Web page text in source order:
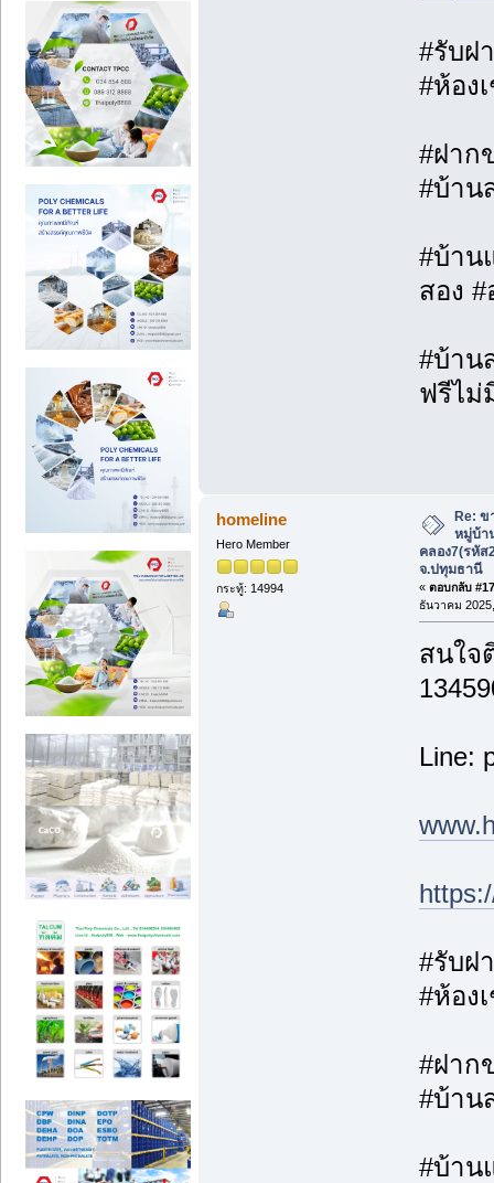
#รับฝ
#ห้อง
#ฝาก
#บ้าน
#บ้าน
สอง
#บ้าน
ฟรีไม่
homeline
Hero Member
กระทู้: 14994
Re: ข
หมู่บ้า
คลอง7(รหัส
จ.ปทุมธานี
« ตอบกลับ
ธันวาคม
สนใจ
Line:
#รับฝ
#ห้อง
#ฝาก
#บ้าน
#บ้าน